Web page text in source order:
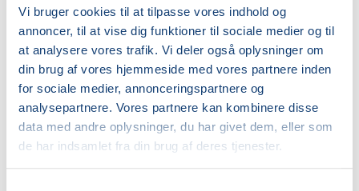
Vi bruger cookies til at tilpasse vores indhold og
annoncer, til at vise dig funktioner til sociale medier og til
at analysere vores trafik. Vi deler også oplysninger om
din brug af vores hjemmeside med vores partnere inden
for sociale medier, annonceringspartnere og
analysepartnere. Vores partnere kan kombinere disse
data med andre oplysninger, du har givet dem, eller som
de har indsamlet fra din brug af deres tjenester.
DKK 1.810,00
Info
Nummer
262048
Første mødegang